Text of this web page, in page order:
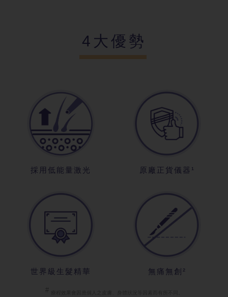
4大優勢
採用低能量激光 原廠正貨儀器¹
世界級生髮精華 無痛無創²